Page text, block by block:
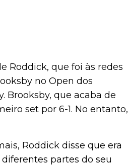
Roddick, que foi às redes
no Open dos
Brooksby, que acaba de
set por 6-1. No entanto,
Roddick disse que era
partes do seu